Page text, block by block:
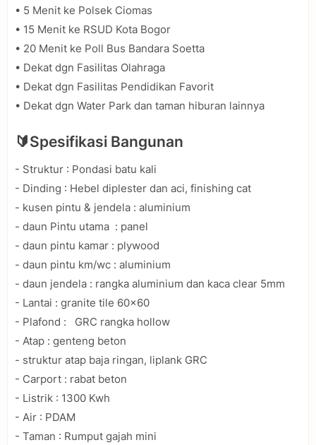
• 5 Menit ke Polsek Ciomas
• 15 Menit ke RSUD Kota Bogor
• 20 Menit ke Poll Bus Bandara Soetta
• Dekat dgn Fasilitas Olahraga
• Dekat dgn Fasilitas Pendidikan Favorit
• Dekat dgn Water Park dan taman hiburan lainnya ⁣
🔰Spesifikasi Bangunan
- Struktur : Pondasi batu kali
- Dinding : Hebel diplester dan aci, finishing cat
- kusen pintu & jendela : aluminium
- daun Pintu utama : panel
- daun pintu kamar : plywood
- daun pintu km/wc : aluminium
- daun jendela : rangka aluminium dan kaca clear 5mm
- Lantai : granite tile 60x60
- Plafond : GRC rangka hollow
- Atap : genteng beton
- struktur atap baja ringan, liplank GRC
- Carport : rabat beton
- Listrik : 1300 Kwh
- Air : PDAM
- Taman : Rumput gajah mini